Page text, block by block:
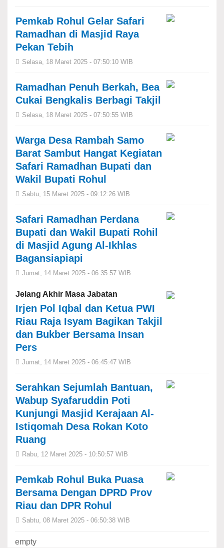
Pemkab Rohul Gelar Safari
Ramadhan di Masjid Raya
Pekan Tebih
Selasa, 18 Maret 2025 - 07:50:10 WIB
Ramadhan Penuh Berkah, Bea
Cukai Bengkalis Berbagi Takjil
Selasa, 18 Maret 2025 - 07:50:55 WIB
Warga Desa Rambah Samo
Barat Sambut Hangat Kegiatan
Safari Ramadhan Bupati dan
Wakil Bupati Rohul
Sabtu, 15 Maret 2025 - 09:12:26 WIB
Safari Ramadhan Perdana
Bupati dan Wakil Bupati Rohil
di Masjid Agung Al-Ikhlas
Bagansiapiapi
Jumat, 14 Maret 2025 - 06:35:57 WIB
Jelang Akhir Masa Jabatan
Irjen Pol Iqbal dan Ketua PWI
Riau Raja Isyam Bagikan Takjil
dan Bukber Bersama Insan
Pers
Jumat, 14 Maret 2025 - 06:45:47 WIB
Serahkan Sejumlah Bantuan,
Wabup Syafaruddin Poti
Kunjungi Masjid Kerajaan Al-
Istiqomah Desa Rokan Koto
Ruang
Rabu, 12 Maret 2025 - 10:50:57 WIB
Pemkab Rohul Buka Puasa
Bersama Dengan DPRD Prov
Riau dan DPR Rohul
Sabtu, 08 Maret 2025 - 06:50:38 WIB